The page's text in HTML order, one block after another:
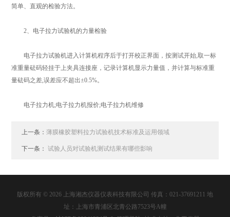
简单、直观的检验方法。
2、电子拉力试验机的力量检验
电子拉力试验机进入计算机程序后于打开校正界面，按测试开始,取一标
准重量砝码轻挂于上夹具连接座，记录计算机显示力量值，并计算与标准重
量砝码之差,误差应不超出±0.5%。
电子拉力机;电子拉力机报价;电子拉力机维修
上一条：薄膜橡胶塑料拉力试验机技术标准及运用领域
下一条：试验人员对试验机测试结果有哪些影响
版权所有 © 2026 上海湘杰仪器仪表科技有限公司 传真：021-37691211 地
址：上海市青浦区北青公路7523号A幢